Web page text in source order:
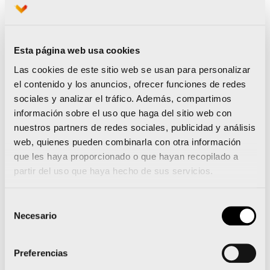
Esta página web usa cookies
Las cookies de este sitio web se usan para personalizar
el contenido y los anuncios, ofrecer funciones de redes
sociales y analizar el tráfico. Además, compartimos
información sobre el uso que haga del sitio web con
nuestros partners de redes sociales, publicidad y análisis
web, quienes pueden combinarla con otra información
que les haya proporcionado o que hayan recopilado a
partir del uso que haya hecho de sus servicios.
Necesario
Preferencias
más de 45.000 bolsas de plástico
Maratón y el Medio Maratón. Un objetivo que se
refuerza con la renovada unión con Ecoembes,
especialista a nivel nacional en este tipo de
acciones por la ecología y el medio ambiente.
Sobre Ecoembes
sin ánimo de lucro que gestiona la recuperación
y los briks (contenedor amarillo) y los envases